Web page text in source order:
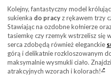
Kolejny, fantastyczny model
sukienka do pracyz rękawem trzy
Stawiając na ozdobne kołnierze
tasiemkę czy rzemyk wstrzelisz się
serca zdobędą również eleganckie
górą i delikatnie rozkloszowanym
maksymalnie wysmukli ciało.
atrakcyjnych wzorach i kolorach!